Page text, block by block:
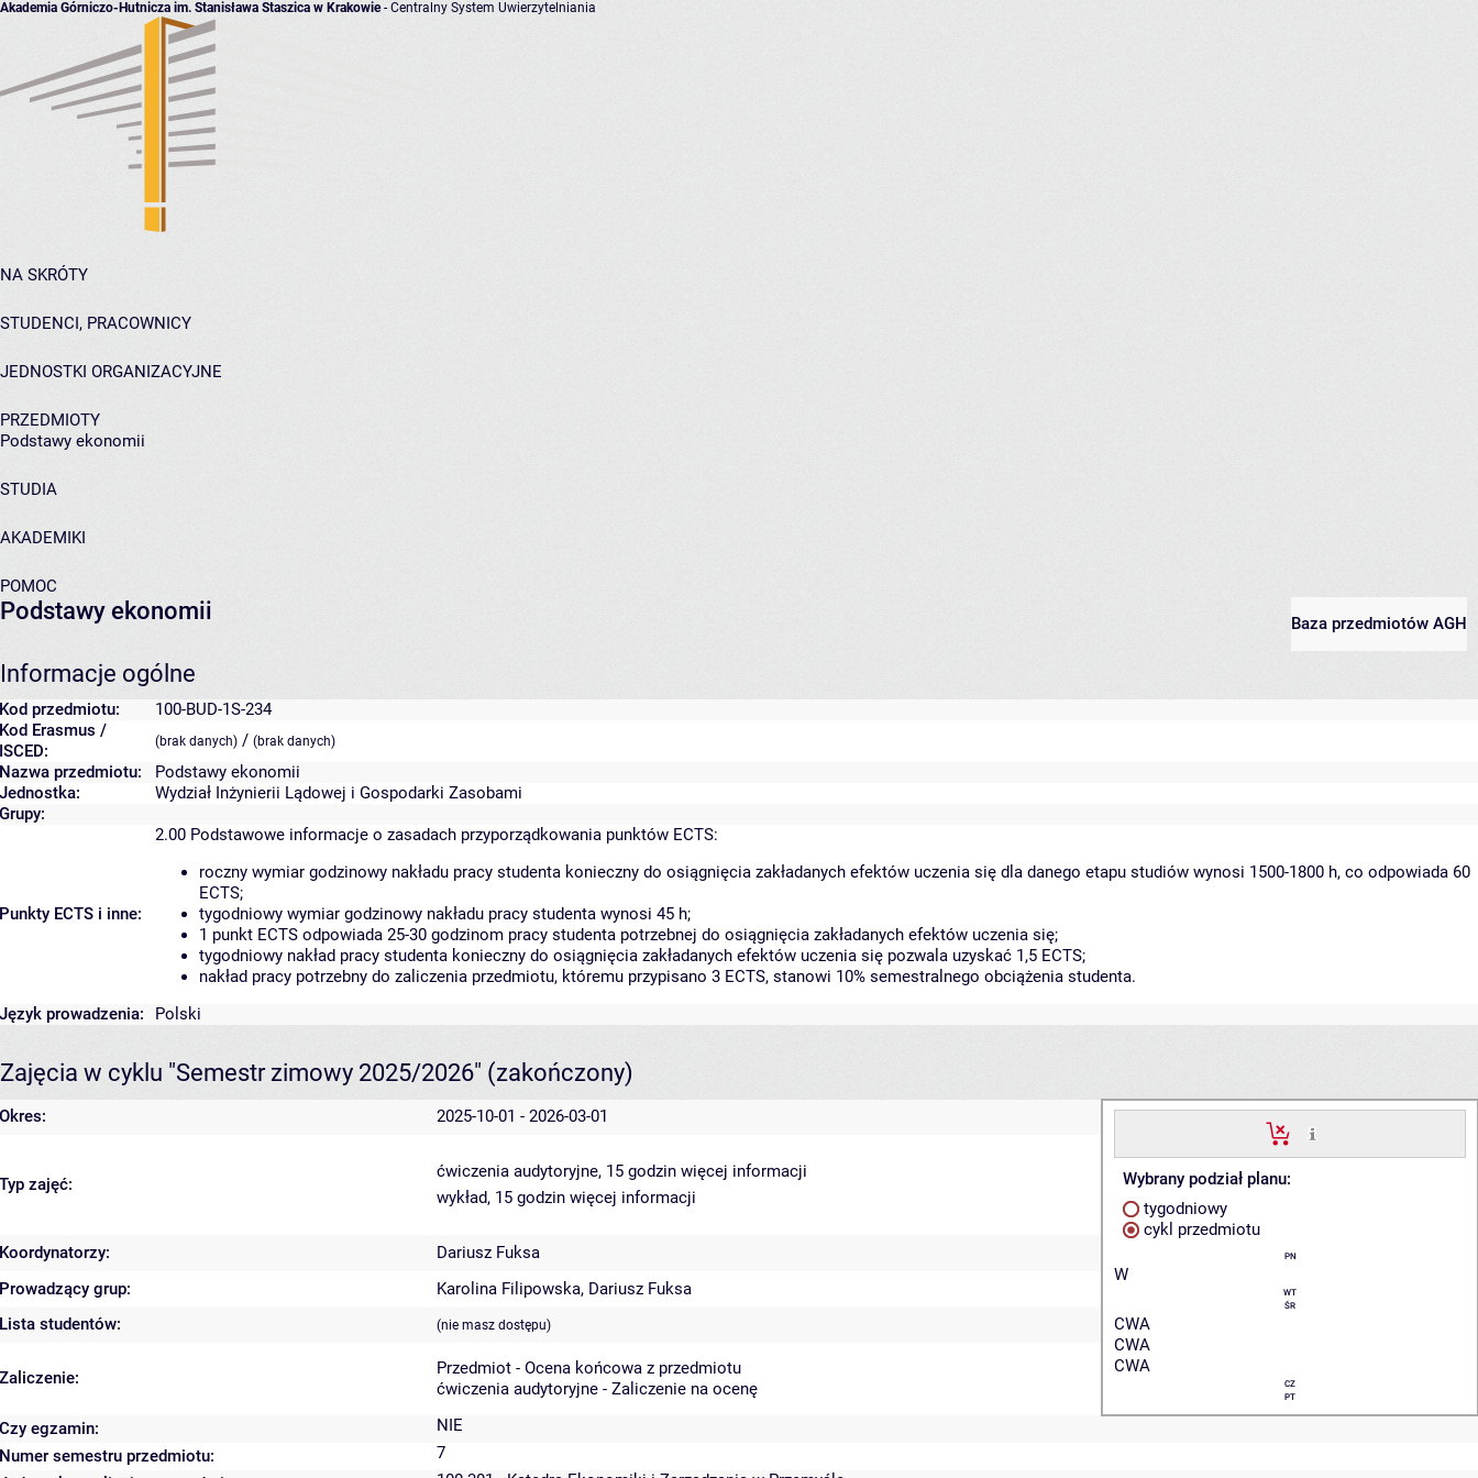
Akademia Górniczo-Hutnicza im. Stanisława Staszica w Krakowie- Centralny System Uwierzytelniania
NA SKRÓTY
STUDENCI, PRACOWNICY
JEDNOSTKI ORGANIZACYJNE
PRZEDMIOTY
Podstawy ekonomii
STUDIA
AKADEMIKI
POMOC
Baza przedmiotów AGH
Podstawy ekonomii
Informacje ogólne
Kod przedmiotu:
100-BUD-1S-234
Kod Erasmus /
ISCED:
(brak danych) / (brak danych)
Nazwa przedmiotu:
Podstawy ekonomii
Jednostka:
Wydział Inżynierii Lądowej i Gospodarki Zasobami
Grupy:
Punkty ECTS i inne:
2.00 Podstawowe informacje o zasadach przyporządkowania punktów ECTS:
roczny wymiar godzinowy nakładu pracy studenta konieczny do osiągnięcia zakładanych efektów uczenia się dla danego etapu studiów wynosi 1500-1800 h, co odpowiada 60
ECTS;
tygodniowy wymiar godzinowy nakładu pracy studenta wynosi 45 h;
1 punkt ECTS odpowiada 25-30 godzinom pracy studenta potrzebnej do osiągnięcia zakładanych efektów uczenia się;
tygodniowy nakład pracy studenta konieczny do osiągnięcia zakładanych efektów uczenia się pozwala uzyskać 1,5 ECTS;
nakład pracy potrzebny do zaliczenia przedmiotu, któremu przypisano 3 ECTS, stanowi 10% semestralnego obciążenia studenta.
Język prowadzenia:
Polski
Zajęcia w cyklu "Semestr zimowy 2025/2026" (zakończony)
Okres: 2025-10-01 - 2026-03-01
Wybrany podział planu:
tygodniowy
cykl przedmiotu
PN
W
WT
ŚR
CWA
CWA
CWA
CZ
PT
Typ zajęć:
ćwiczenia audytoryjne, 15 godzin więcej informacji
wykład, 15 godzin więcej informacji
Koordynatorzy:
Dariusz Fuksa
Prowadzący grup:
Karolina Filipowska, Dariusz Fuksa
Lista studentów:
(nie masz dostępu)
Zaliczenie:
Przedmiot - Ocena końcowa z przedmiotu
ćwiczenia audytoryjne - Zaliczenie na ocenę
Czy egzamin:
NIE
Numer semestru przedmiotu:
7